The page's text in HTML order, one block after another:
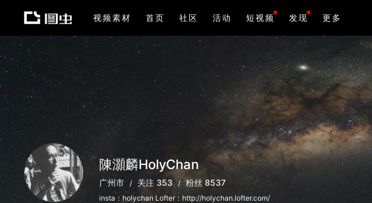
视频素材 首页 社区 活动 短视频 发现 更多
陳灝麟HolyChan
广州市 关注 353 粉丝 8537
insta：holychan Lofter：http://holychan.lofter.com/